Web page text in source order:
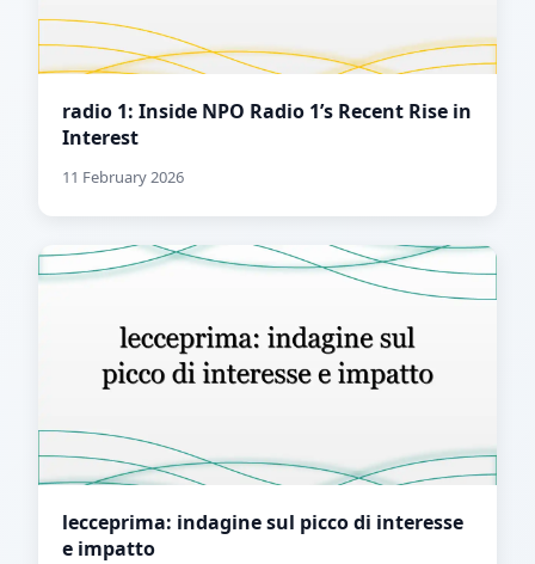
radio 1: Inside NPO Radio 1’s Recent Rise in
Interest
11 February 2026
lecceprima: indagine sul picco di interesse
e impatto